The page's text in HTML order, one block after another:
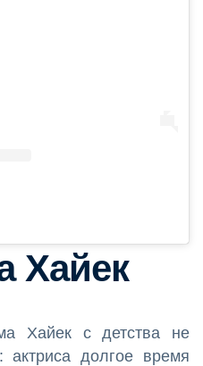
Хайек
Хайек с детства не
актриса долгое время